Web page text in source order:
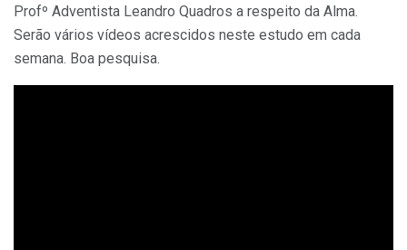
Profº Adventista Leandro Quadros a respeito da Alma.
Serão vários vídeos acrescidos neste estudo em cada
semana. Boa pesquisa.